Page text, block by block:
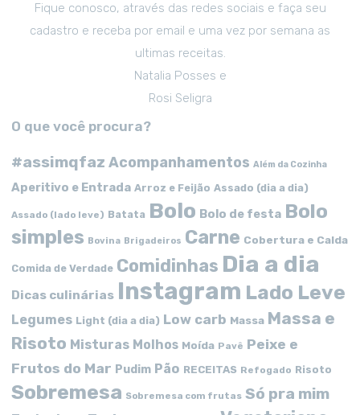
Fique conosco, através das redes sociais e faça seu
cadastro e receba por email e uma vez por semana as
ultimas receitas.
Natalia Posses e
Rosi Seligra
O que você procura?
#assimqfaz Acompanhamentos Além da Cozinha
Aperitivo e Entrada Arroz e Feijão Assado (dia a dia)
Assado (lado leve) Batata Bolo Bolo de festa Bolo
simples Bovina Brigadeiros Carne Cobertura e Calda
Comida de Verdade Comidinhas Dia a dia
Dicas culinárias Instagram Lado Leve
Legumes Light (dia a dia) Low carb Massa Massa e
Risoto Misturas Molhos Moída Pavê Peixe e
Frutos do Mar Pudim Pão RECEITAS Refogado Risoto
Sobremesa Sobremesa com frutas Só pra mim